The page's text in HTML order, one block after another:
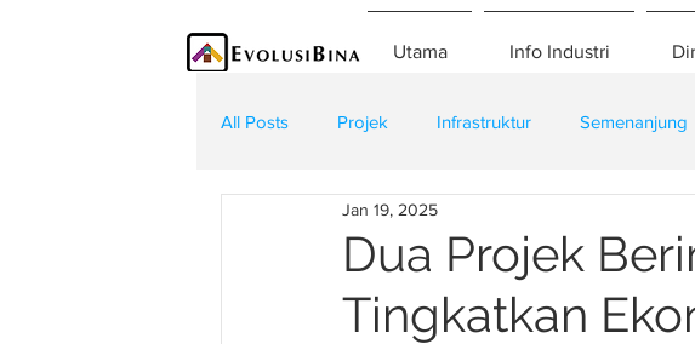
Utama Info Industri
All Posts Projek Infrastruktur Semenanjung
Teknologi Kontraktor
Dua Projek
Tingkatkan
Jan 19, 2025